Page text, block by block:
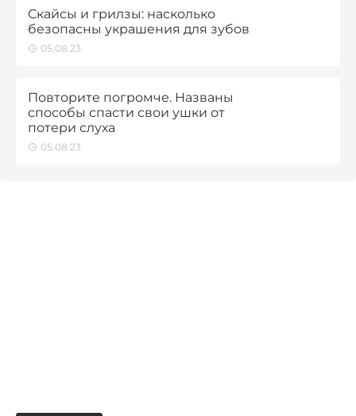
Скайсы и грилзы: насколько
безопасны украшения для зубов
05.08.23
Повторите погромче. Названы
способы спасти свои ушки от
потери слуха
05.08.23